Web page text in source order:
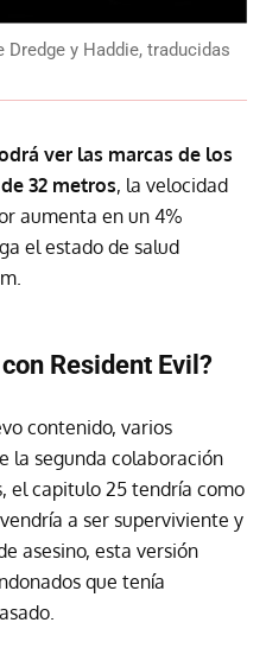
y Haddie, traducidas
ver las marcas de los
32 metros, la velocidad
aumenta en un 4%
el estado de salud
Resident Evil?
contenido, varios
la segunda colaboración
el capitulo 25 tendría como
a ser superviviente y
asesino, esta versión
que tenía